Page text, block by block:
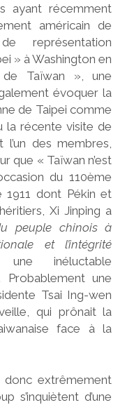
ayant récemment
américain de
représentation
» à Washington en
Taïwan », une
évoquer la
de Taipei comme
la récente visite de
des membres,
que « Taïwan n’est
du 110ème
1911 dont Pékin et
Xi Jinping a
peuple chinois à
et l’intégrité
inéluctable
une
Tsai Ing-wen
qui prônait la
face à la
extrêmement
s’inquiètent d’une